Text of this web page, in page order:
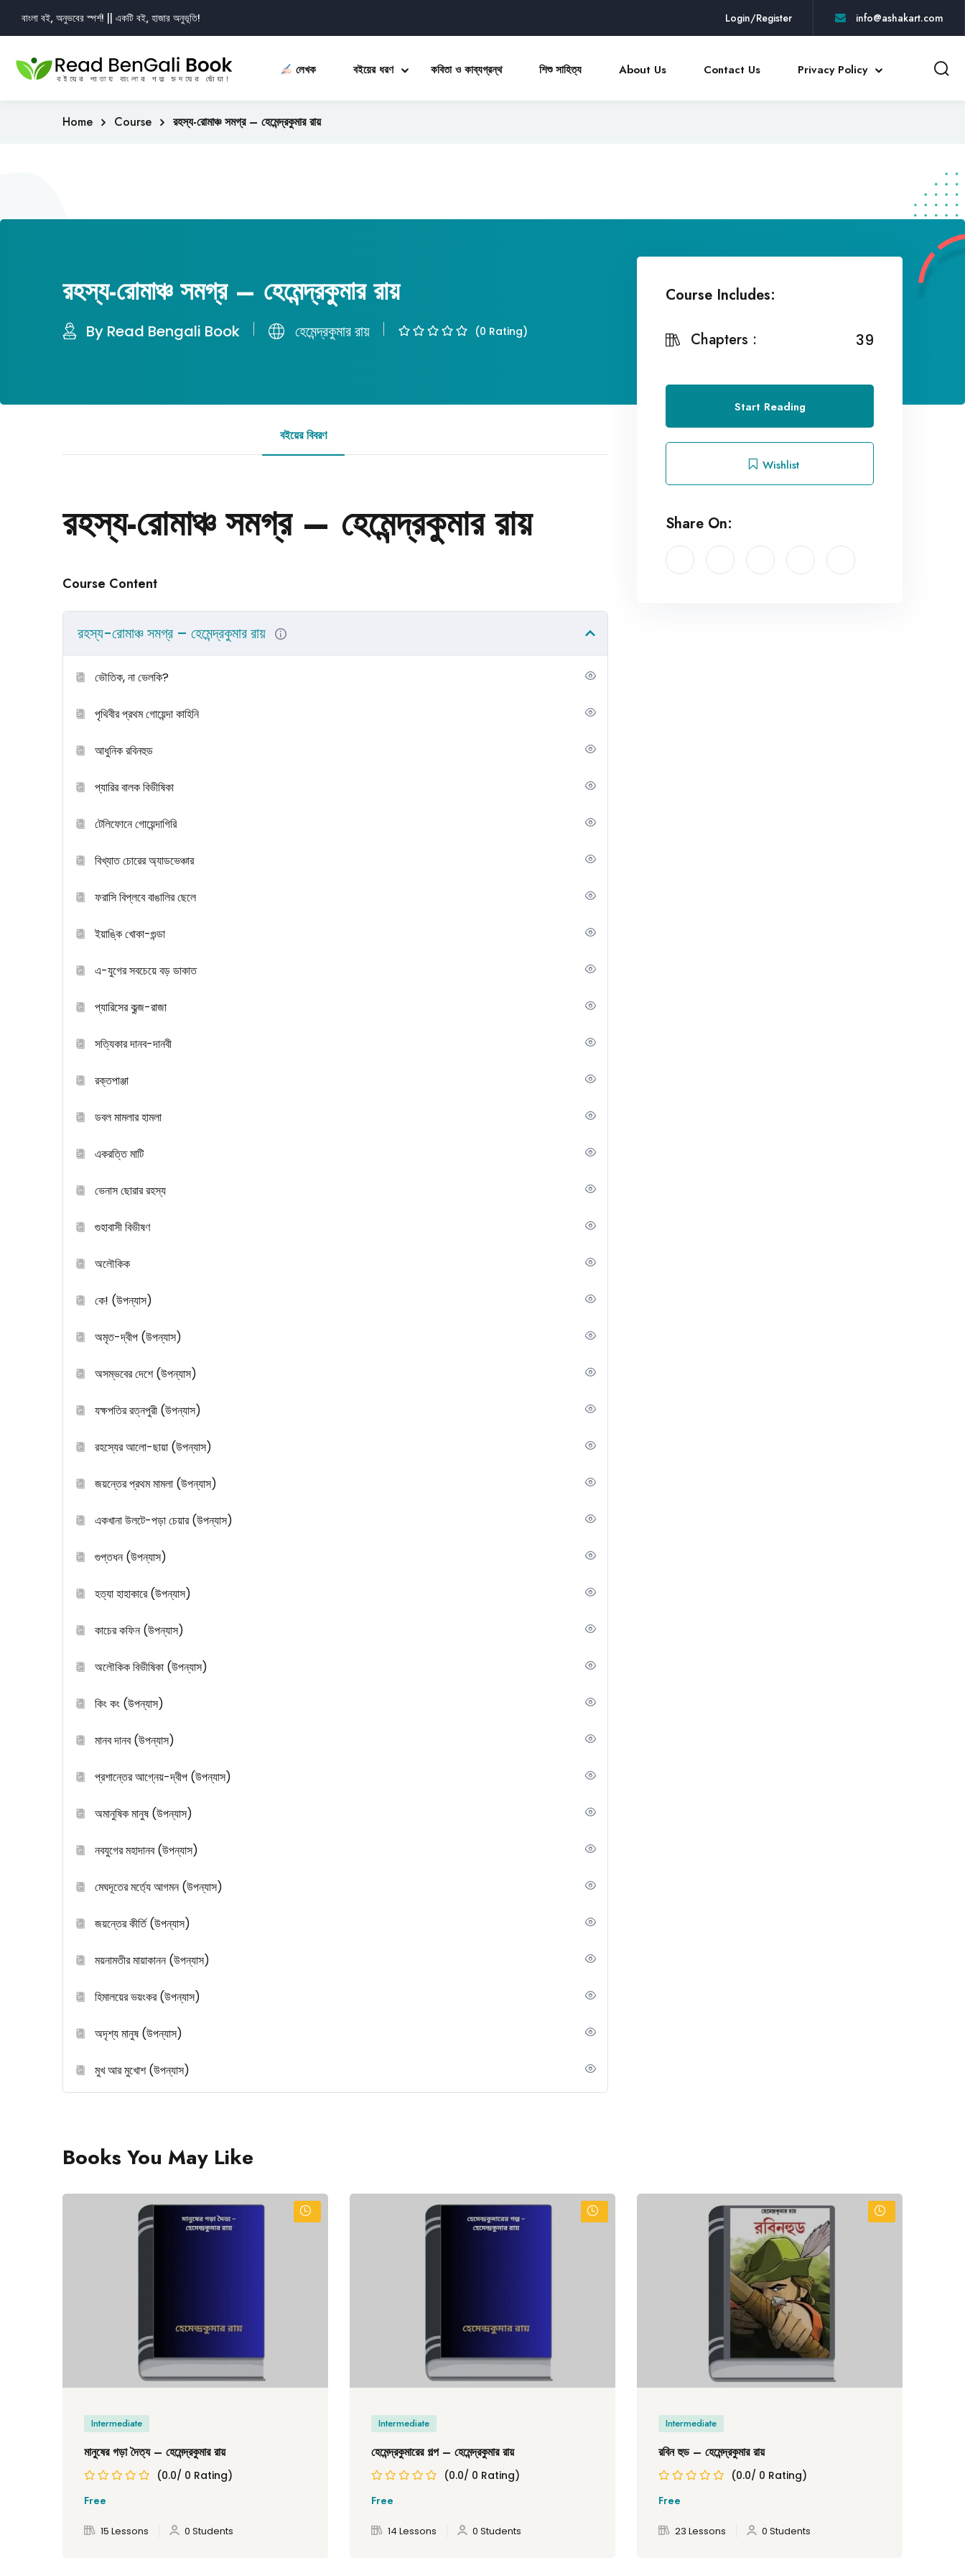
বাংলা বই, অনুভবের স্পর্শ! || একটি বই, হাজার অনুভূতি! Login/Register info@ashakart.com
লেখক বইয়ের ধরণ কবিতা ও কাব্যগ্রন্থ শিশু সাহিত্য About Us Contact Us Privacy Policy
Home Course রহস্য-রোমাঞ্চ সমগ্র – হেমেন্দ্রকুমার রায়
রহস্য-রোমাঞ্চ সমগ্র – হেমেন্দ্রকুমার রায়
By Read Bengali Book হেমেন্দ্রকুমার রায় (0 Rating)
বইয়ের বিবরণ
রহস্য-রোমাঞ্চ সমগ্র – হেমেন্দ্রকুমার রায়
Course Content
রহস্য-রোমাঞ্চ সমগ্র – হেমেন্দ্রকুমার রায়
ভৌতিক, না ভেলকি?
পৃথিবীর প্রথম গোয়েন্দা কাহিনি
আধুনিক রবিনহুড
প্যারির বালক বিভীষিকা
টেলিফোনে গোয়েন্দাগিরি
বিখ্যাত চোরের অ্যাডভেঞ্চার
ফরাসি বিপ্লবে বাঙালির ছেলে
ইয়াঙ্কি খোকা-গুন্ডা
এ-যুগের সবচেয়ে বড় ডাকাত
প্যারিসের কুব্জ-রাজা
সত্যিকার দানব-দানবী
রক্তপাঞ্জা
ডবল মামলার হামলা
একরত্তি মাটি
ভেনাস ছোরার রহস্য
গুহাবাসী বিভীষণ
অলৌকিক
কে! (উপন্যাস)
অমৃত-দ্বীপ (উপন্যাস)
অসম্ভবের দেশে (উপন্যাস)
যক্ষপতির রত্নপুরী (উপন্যাস)
রহস্যের আলো-ছায়া (উপন্যাস)
জয়ন্তের প্রথম মামলা (উপন্যাস)
একখানা উলটে-পড়া চেয়ার (উপন্যাস)
গুপ্তধন (উপন্যাস)
হত্যা হাহাকারে (উপন্যাস)
কাচের কফিন (উপন্যাস)
অলৌকিক বিভীষিকা (উপন্যাস)
কিং কং (উপন্যাস)
মানব দানব (উপন্যাস)
প্রশান্তের আগ্নেয়-দ্বীপ (উপন্যাস)
অমানুষিক মানুষ (উপন্যাস)
নবযুগের মহাদানব (উপন্যাস)
মেঘদূতের মর্ত্যে আগমন (উপন্যাস)
জয়ন্তের কীর্তি (উপন্যাস)
ময়নামতীর মায়াকানন (উপন্যাস)
হিমালয়ের ভয়ংকর (উপন্যাস)
অদৃশ্য মানুষ (উপন্যাস)
মুখ আর মুখোশ (উপন্যাস)
Course Includes:
Chapters : 39
Start Reading
Wishlist
Share On:
Books You May Like
Intermediate
মানুষের গড়া দৈত্য – হেমেন্দ্রকুমার রায়
(0.0/ 0 Rating)
Free
15 Lessons 0 Students
Intermediate
হেমেন্দ্রকুমারের গল্প – হেমেন্দ্রকুমার রায়
(0.0/ 0 Rating)
Free
14 Lessons 0 Students
Intermediate
রবিন হুড – হেমেন্দ্রকুমার রায়
(0.0/ 0 Rating)
Free
23 Lessons 0 Students